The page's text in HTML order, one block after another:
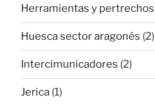
Herramientas y pertrechos
Huesca sector aragonés (2)
Intercimunicadores (2)
Jerica (1)